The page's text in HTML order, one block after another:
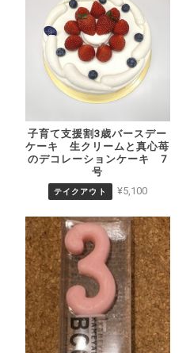
子育て支援割3歳バースデー
ケーキ 生クリームと真心苺
のデコレーションケーキ 7
号
テイクアウト ¥5,100